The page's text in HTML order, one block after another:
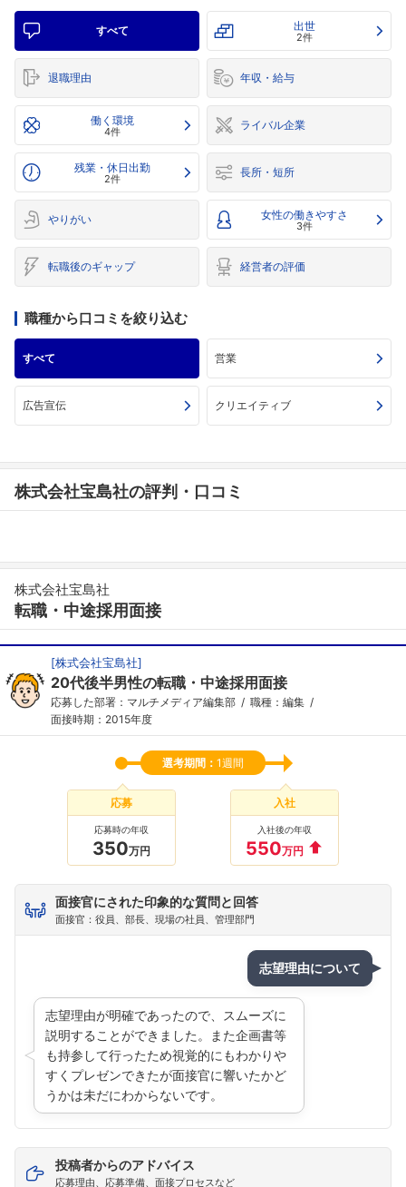
すべて 出世
2件
退職理由 年収・給与
働く環境
4件 ライバル企業
残業・休日出勤
2件 長所・短所
やりがい 女性の働きやすさ
3件
転職後のギャップ 経営者の評価
職種から口コミを絞り込む
すべて 営業
広告宣伝 クリエイティブ
株式会社宝島社の評判・口コミ
株式会社宝島社
転職・中途採用面接
[株式会社宝島社]
20代後半男性の転職・中途採用面接
応募した部署：マルチメディア編集部
職種：編集
面接時期：2015年度
選考期間： 1週間
応募
応募時の年収
350万円
入社
入社後の年収
550万円
面接官にされた印象的な質問と回答
面接官：役員、部長、現場の社員、管理部門
志望理由について
志望理由が明確であったので、スムーズに
説明することができました。また企画書等
も持参して行ったため視覚的にもわかりや
すくプレゼンできたが面接官に響いたかど
うかは未だにわからないです。
投稿者からのアドバイス
応募理由、応募準備、面接プロセスなど